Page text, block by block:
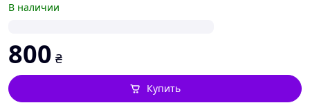
В наличии
800 ₴
Купить